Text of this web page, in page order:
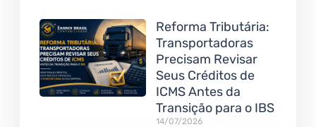
Reforma Tributária:
Transportadoras
Precisam Revisar
Seus Créditos de
ICMS Antes da
Transição para o IBS
14/07/2026